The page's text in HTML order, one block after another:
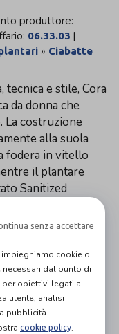
produttore:
06.33.03 |
» Ciabatte
e stile, Cora
da donna che
La costruzione
alla suola
fodera in vitello
il plantare
Sanitized
con plantari
e
che
a velcro
tocco elegante.
offrire calzature
l’uso quotidiano.
senza accettare
cookie o
dal punto di
per obiettivi legati a
utente, analisi
pubblicità
cookie policy.